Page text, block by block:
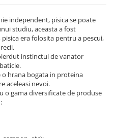
independent, pisica se poate
studiu, aceasta a fost
era folosita pentru a pescui,
instinctul de vanator
o hrana bogata in proteina
aceleasi nevoi.
o gama diversificate de produse